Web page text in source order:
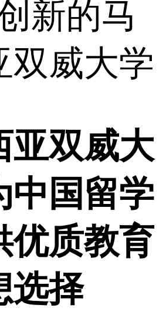
新的马
双威大学
亚双威大
中国留学
优质教育
选择